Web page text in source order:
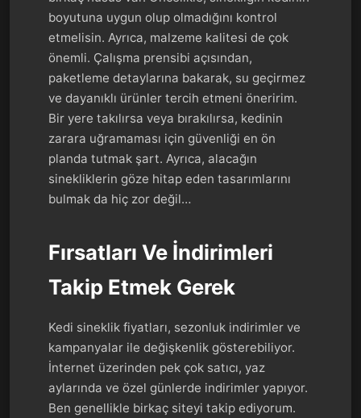
boyutuna uygun olup olmadığını kontrol
etmelisin. Ayrıca, malzeme kalitesi de çok
önemli. Çalışma prensibi açısından,
paketleme detaylarına bakarak, su geçirmez
ve dayanıklı ürünler tercih etmeni öneririm.
Bir yere takılırsa veya bırakılırsa, kedinin
zarara uğramaması için güvenliği en ön
planda tutmak şart. Ayrıca, alacağın
sinekliklerin göze hitap eden tasarımlarını
bulmak da hiç zor değil…
Fırsatları Ve İndirimleri
Takip Etmek Gerek
Kedi sineklik fiyatları, sezonluk indirimler ve
kampanyalar ile değişkenlik gösterebiliyor.
İnternet üzerinden pek çok satıcı, yaz
aylarında ve özel günlerde indirimler yapıyor.
Ben genellikle birkaç siteyi takip ediyorum.